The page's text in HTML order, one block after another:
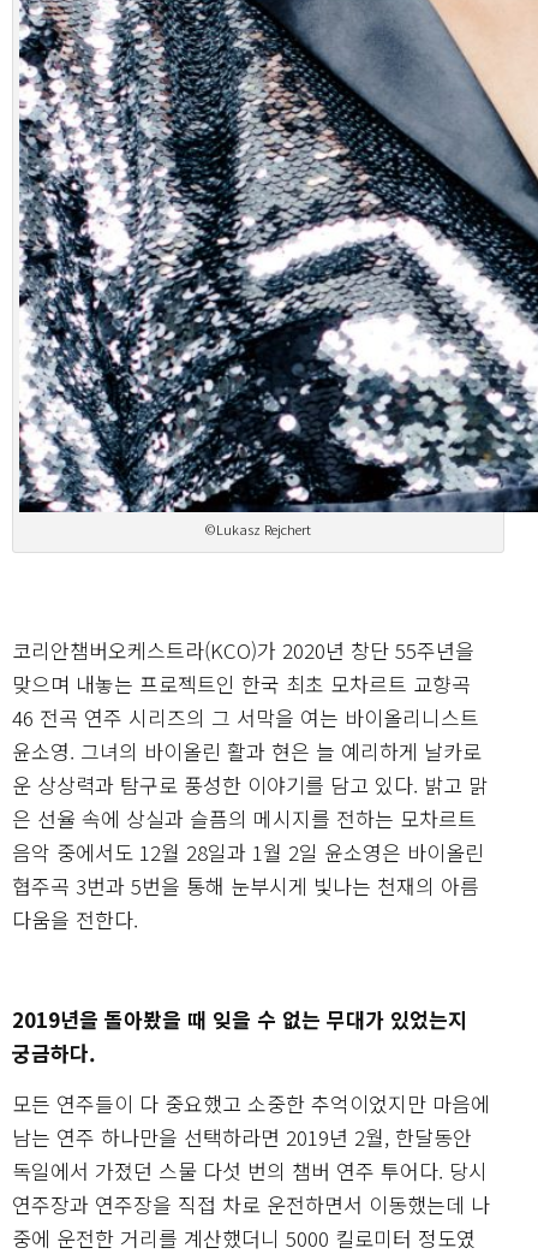
©Lukasz Rejchert
코리안챔버오케스트라(KCO)가 2020년 창단 55주년을
맞으며 내놓는 프로젝트인 한국 최초 모차르트 교향곡
46 전곡 연주 시리즈의 그 서막을 여는 바이올리니스트
윤소영. 그녀의 바이올린 활과 현은 늘 예리하게 날카로
운 상상력과 탐구로 풍성한 이야기를 담고 있다. 밝고 맑
은 선율 속에 상실과 슬픔의 메시지를 전하는 모차르트
음악 중에서도 12월 28일과 1월 2일 윤소영은 바이올린
협주곡 3번과 5번을 통해 눈부시게 빛나는 천재의 아름
다움을 전한다.
2019년을 돌아봤을 때 잊을 수 없는 무대가 있었는지
궁금하다.
모든 연주들이 다 중요했고 소중한 추억이었지만 마음에
남는 연주 하나만을 선택하라면 2019년 2월, 한달동안
독일에서 가졌던 스물 다섯 번의 챔버 연주 투어다. 당시
연주장과 연주장을 직접 차로 운전하면서 이동했는데 나
중에 운전한 거리를 계산했더니 5000 킬로미터 정도였